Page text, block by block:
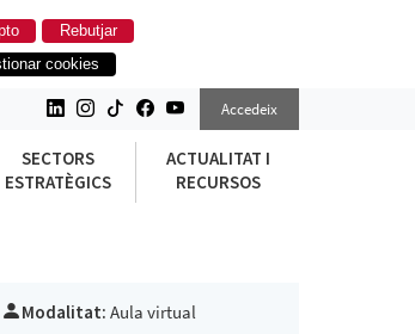
Rebutjar
cookies
Accedeix
SECTORS
ESTRATÈGICS
ACTUALITAT I
RECURSOS
Modalitat: Aula virtual